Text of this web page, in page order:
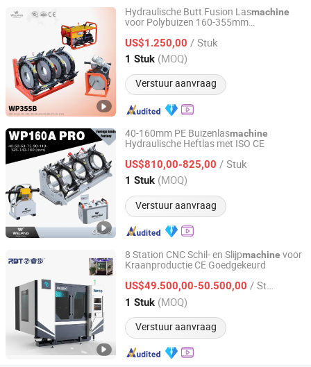
Hydraulische Butt Fusion Lasmachine
voor Polybuizen 160-355mm
Onde rsteuning OEM/ODM 20 Jaren
ervaring
US$1.250,00 / Stuk
1 Stuk (MOQ)
Verstuur aanvraag
Hangzhou Doweld Piping Technology Co., Ltd.
Zhejiang, China Sinds 2024
40-160mm PE Buizenlasmachine
Hydraulische Heftlas met ISO CE
US$810,00-825,00 / Stuk
1 Stuk (MOQ)
Verstuur aanvraag
Hangzhou Doweld Piping Technology Co., Ltd.
Zhejiang, China Sinds 2024
8 Station CNC Schil- en Slijpmachine voor
Kraanproductie CE Goedgekeurd
US$49.500,00-50.500,00 / Stuk
1 Stuk (MOQ)
Verstuur aanvraag
Fujian RBT Intelligent Equipment Co., Ltd.
Fujian, China Sinds 2022